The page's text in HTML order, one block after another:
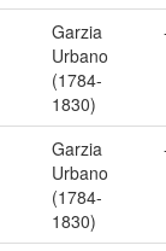
Garzia
Urbano
(1784-
1830)
Garzia
Urbano
(1784-
1830)